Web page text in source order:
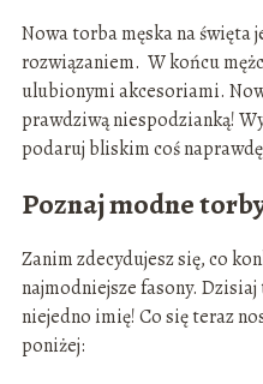
Nowa torba męska na święta
rozwiązaniem. W końcu
ulubionymi akcesoriami.
prawdziwą niespodzianką!
podaruj bliskim coś
Poznaj modne
Zanim zdecydujesz się, co
najmodniejsze fasony.
niejedno imię! Co się teraz
poniżej: